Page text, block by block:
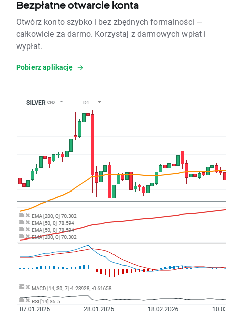
Bezpłatne otwarcie konta
Otwórz konto szybko i bez zbędnych formalności —
całkowicie za darmo. Korzystaj z darmowych wpłat i
wypłat.
Pobierz aplikację